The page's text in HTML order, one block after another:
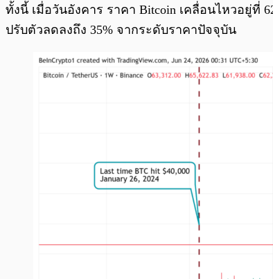
ทั้งนี้ เมื่อวันอังคาร ราคา Bitcoin เคลื่อนไหวอยู่ที่
ปรับตัวลดลงถึง 35% จากระดับราคาปัจจุบัน